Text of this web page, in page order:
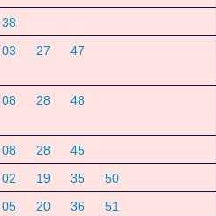
38
03 27 47
08 28 48
08 28
45
02 19 35
50
05 20 36
51